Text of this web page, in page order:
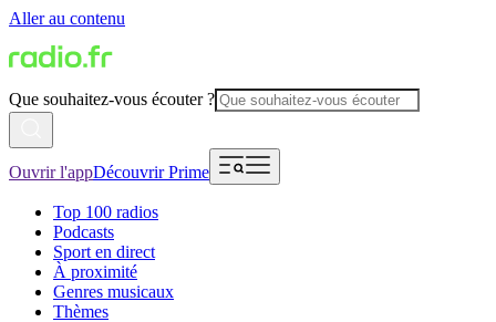
Aller au contenu
Que souhaitez-vous écouter ?
Ouvrir l'appDécouvrir Prime
Top 100 radios
Podcasts
Sport en direct
À proximité
Genres musicaux
Thèmes